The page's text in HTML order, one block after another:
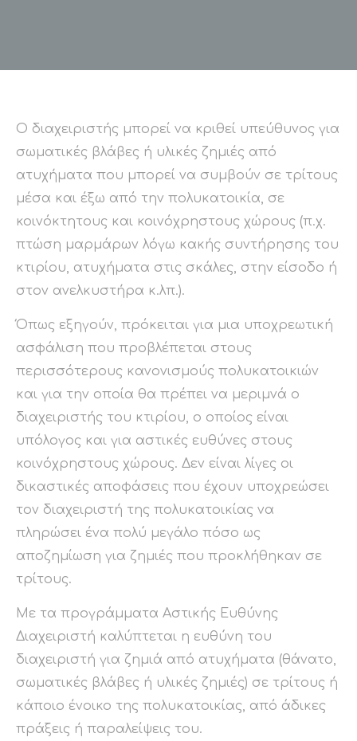
Ο διαχειριστής μπορεί να κριθεί υπεύθυνος για
σωματικές βλάβες ή υλικές ζημιές από
ατυχήματα που μπορεί να συμβούν σε τρίτους
μέσα και έξω από την πολυκατοικία, σε
κοινόκτητους και κοινόχρηστους χώρους (π.χ.
πτώση μαρμάρων λόγω κακής συντήρησης του
κτιρίου, ατυχήματα στις σκάλες, στην είσοδο ή
στον ανελκυστήρα κ.λπ.).
Όπως εξηγούν, πρόκειται για μια υποχρεωτική
ασφάλιση που προβλέπεται στους
περισσότερους κανονισμούς πολυκατοικιών
και για την οποία θα πρέπει να μεριμνά ο
διαχειριστής του κτιρίου, ο οποίος είναι
υπόλογος και για αστικές ευθύνες στους
κοινόχρηστους χώρους. Δεν είναι λίγες οι
δικαστικές αποφάσεις που έχουν υποχρεώσει
τον διαχειριστή της πολυκατοικίας να
πληρώσει ένα πολύ μεγάλο πόσο ως
αποζημίωση για ζημιές που προκλήθηκαν σε
τρίτους.
Με τα προγράμματα Αστικής Ευθύνης
Διαχειριστή καλύπτεται η ευθύνη του
διαχειριστή για ζημιά από ατυχήματα (θάνατο,
σωματικές βλάβες ή υλικές ζημιές) σε τρίτους ή
κάποιο ένοικο της πολυκατοικίας, από άδικες
πράξεις ή παραλείψεις του.